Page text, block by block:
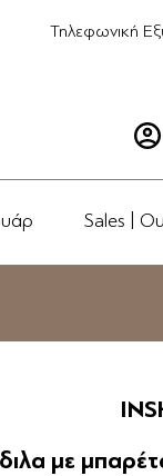
Τηλεφωνική
Sales |
με